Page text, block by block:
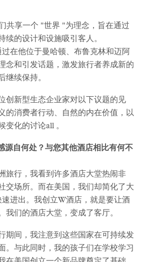
共享一个 "世界 "为理念，旨在通过
续的设计和设施吸引客人。
在他位于曼哈顿、布鲁克林和迈阿
念和引发话题，激发旅行者养成新的
继续保持。
创新型生态企业家对以下议题的见
的消费者行动、自然的内在价值，以
变化的讨论all 。
源自何处？与您其他酒店相比有何不
旅行，我看到许多酒店大堂热闹非
交场所。而在美国，我们却简化了大
进出。我创立W酒店，就是要让酒
我们的酒店大堂，变成了客厅。
期间，我注意到这些国家在可持续发
。与此同时，我的孩子们在学校学习